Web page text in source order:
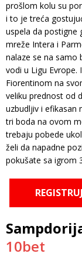
prošlom kolu su
i to je treća
uspela da postigne
mreže Intera i
nalaze se na samo
vodi u Ligu Evrope.
Fiorentinom na
veliku prednost od
uzbudljiv i efikasan
tri boda na ovom
trebaju pobede
želi da napadne
pokušate sa igrom
10bet